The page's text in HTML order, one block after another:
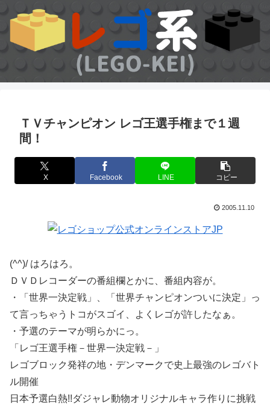
ＴＶチャンピオン レゴ王選手権まで１週
間！
X Facebook LINE コピー
2005.11.10
(^^)/ はろはろ。
ＤＶＤレコーダーの番組欄とかに、番組内容が。
・「世界一決定戦」、「世界チャンピオンついに決定」っ
て言っちゃうトコがスゴイ、よくレゴが許したなぁ。
・予選のテーマが明らかにっ。
「レゴ王選手権－世界一決定戦－」
レゴブロック発祥の地・デンマークで史上最強のレゴバト
ル開催
日本予選白熱!!ダジャレ動物オリジナルキャラ作りに挑戦